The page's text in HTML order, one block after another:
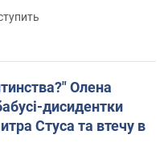
Олена
дисидентки
Стуса та втечу в